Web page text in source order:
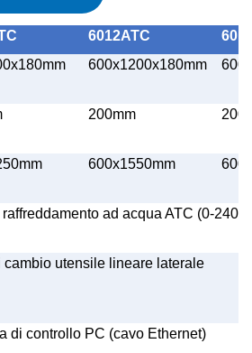
6012ATC
600x1200x180mm
200mm
600x1550mm
raffreddamento ad acqua ATC (0-
cambio utensile lineare laterale
di controllo PC (cavo Ethernet)